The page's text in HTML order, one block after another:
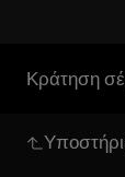
Κράτηση